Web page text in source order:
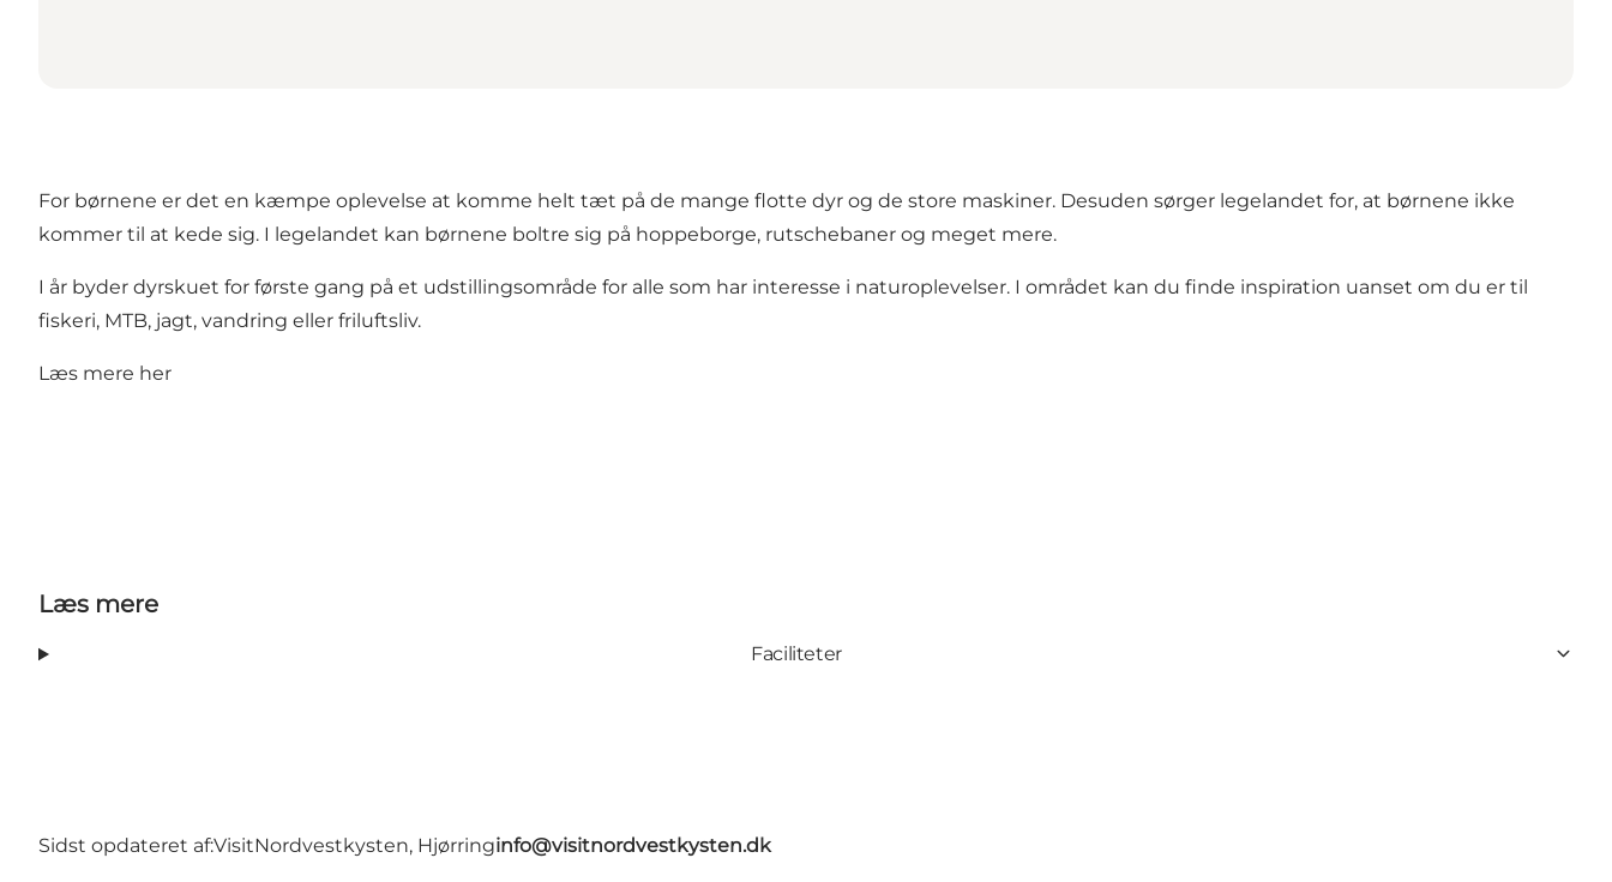
For børnene er det en kæmpe oplevelse at komme helt tæt på de mange flotte dyr og de store maskiner. Desuden sørger legelandet for, at børnene ikke
kommer til at kede sig. I legelandet kan børnene boltre sig på hoppeborge, rutschebaner og meget mere.
I år byder dyrskuet for første gang på et udstillingsområde for alle som har interesse i naturoplevelser. I området kan du finde inspiration uanset om du er til
fiskeri, MTB, jagt, vandring eller friluftsliv.
Læs mere her
Læs mere
Faciliteter
Sidst opdateret af:VisitNordvestkysten, Hjørringinfo@visitnordvestkysten.dk